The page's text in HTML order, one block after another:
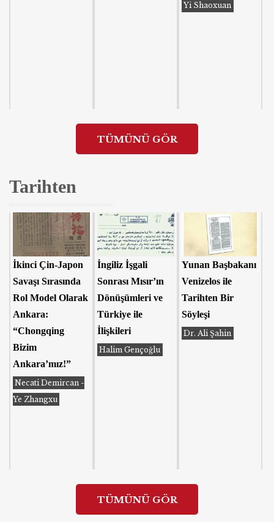
Yi Shaoxuan
TÜMÜNÜ GÖR
Tarihten
İkinci Çin-Japon
Savaşı Sırasında
Rol Model Olarak
Ankara:
“Chongqing
Bizim
Ankara’mız!”
Necati Demircan -
Ye Zhangxu
İngiliz İşgali
Sonrası Mısır’ın
Dönüşümleri ve
Türkiye ile
İlişkileri
Halim Gençoğlu
Yunan Başbakanı
Venizelos ile
Tarihten Bir
Söyleşi
Dr. Ali Şahin
TÜMÜNÜ GÖR